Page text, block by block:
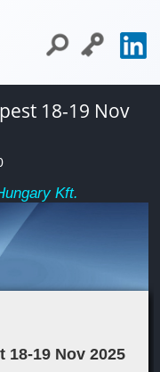
18-19 Nov
Kft.
19 Nov 2025